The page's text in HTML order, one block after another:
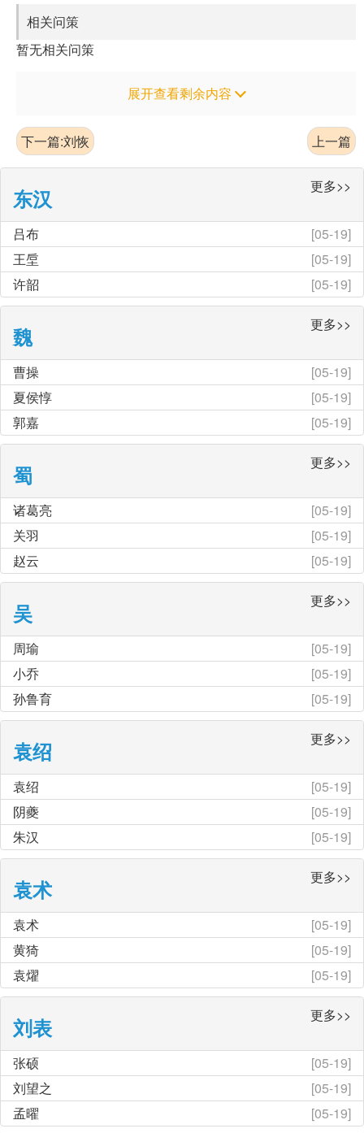
相关问策
暂无相关问策
展开查看剩余内容
上一篇
下一篇:刘恢
更多>>
东汉
[05-19]
吕布
[05-19]
王垕
[05-19]
许韶
更多>>
魏
[05-19]
曹操
[05-19]
夏侯惇
[05-19]
郭嘉
更多>>
蜀
[05-19]
诸葛亮
[05-19]
关羽
[05-19]
赵云
更多>>
吴
[05-19]
周瑜
[05-19]
小乔
[05-19]
孙鲁育
更多>>
袁绍
[05-19]
袁绍
[05-19]
阴夔
[05-19]
朱汉
更多>>
袁术
[05-19]
袁术
[05-19]
黄猗
[05-19]
袁燿
更多>>
刘表
[05-19]
张硕
[05-19]
刘望之
[05-19]
孟曜